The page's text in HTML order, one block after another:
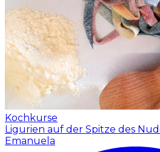
Kochkurse
Ligurien auf der Spitze des
Emanuela